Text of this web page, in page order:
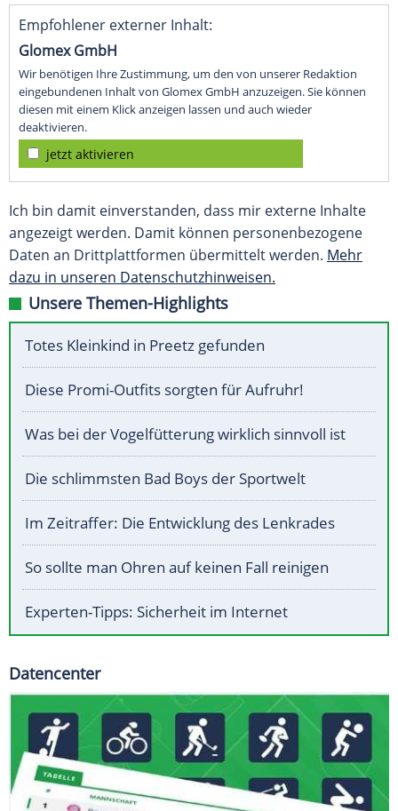
Empfohlener externer Inhalt:
Glomex GmbH
Wir benötigen Ihre Zustimmung, um den von unserer Redaktion
eingebundenen Inhalt von Glomex GmbH anzuzeigen. Sie können
diesen mit einem Klick anzeigen lassen und auch wieder
deaktivieren.
jetzt aktivieren
Ich bin damit einverstanden, dass mir externe Inhalte
angezeigt werden. Damit können personenbezogene
Daten an Drittplattformen übermittelt werden. Mehr
dazu in unseren Datenschutzhinweisen.
Unsere Themen-Highlights
Totes Kleinkind in Preetz gefunden
Diese Promi-Outfits sorgten für Aufruhr!
Was bei der Vogelfütterung wirklich sinnvoll ist
Die schlimmsten Bad Boys der Sportwelt
Im Zeitraffer: Die Entwicklung des Lenkrades
So sollte man Ohren auf keinen Fall reinigen
Experten-Tipps: Sicherheit im Internet
Datencenter